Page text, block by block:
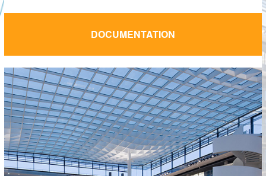
DOCUMENTATION